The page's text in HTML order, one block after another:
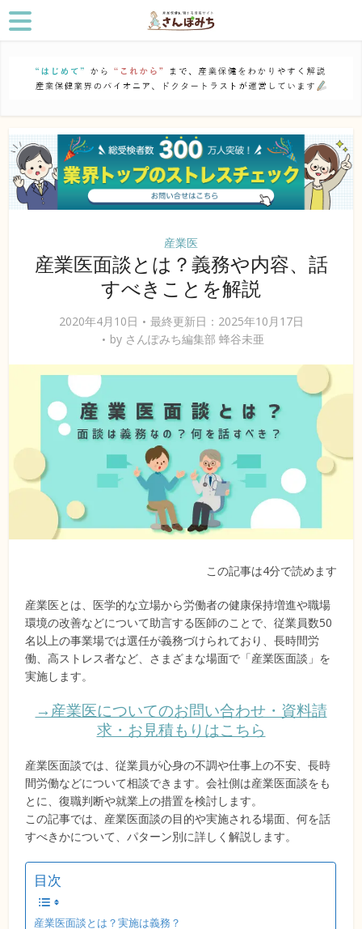
産業医
産業医面談とは？義務や内容、話
すべきことを解説
2020年4月10日
最終更新日：2025年10月17日
by さんぽみち編集部 蜂谷未亜
この記事は4分で読めます
産業医とは、医学的な立場から労働者の健康保持増進や職場
環境の改善などについて助言する医師のことで、従業員数50
名以上の事業場では選任が義務づけられており、長時間労
働、高ストレス者など、さまざまな場面で「産業医面談」を
実施します。
→産業医についてのお問い合わせ・資料請
求・お見積もりはこちら
産業医面談では、従業員が心身の不調や仕事上の不安、長時
間労働などについて相談できます。会社側は産業医面談をも
とに、復職判断や就業上の措置を検討します。
この記事では、産業医面談の目的や実施される場面、何を話
すべきかについて、パターン別に詳しく解説します。
目次
産業医面談とは？実施は義務？